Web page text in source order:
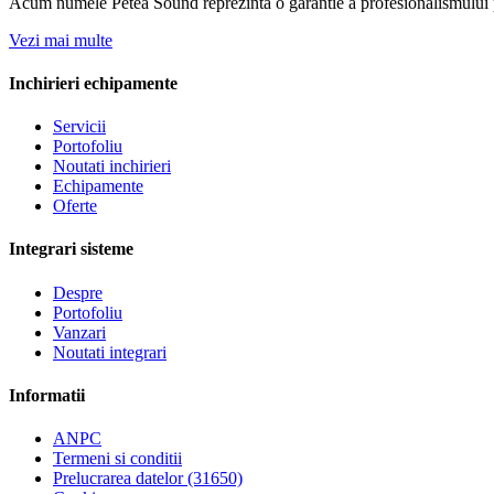
Vezi mai multe
Inchirieri echipamente
Servicii
Portofoliu
Noutati inchirieri
Echipamente
Oferte
Integrari sisteme
Despre
Portofoliu
Vanzari
Noutati integrari
Informatii
ANPC
Termeni si conditii
Prelucrarea datelor (31650)